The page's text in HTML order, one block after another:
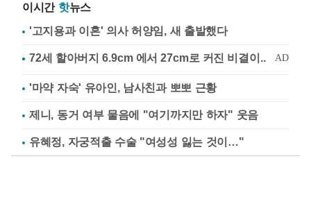
이시간 핫뉴스
'고지용과 이혼' 의사 허양임, 새 출발했다
'마약 자숙' 유아인, 남사친과 뽀뽀 근황
제니, 동거 여부 물음에 "여기까지만 하자" 웃음
유혜정, 자궁적출 수술 "여성성 잃는 것이…"